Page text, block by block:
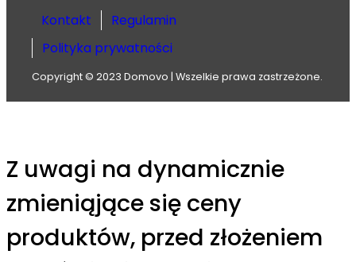
Kontakt
Regulamin
Polityka prywatności
Copyright © 2023 Domovo | Wszelkie prawa zastrzeżone.
Z uwagi na dynamicznie
zmieniąjące się ceny
produktów, przed złożeniem